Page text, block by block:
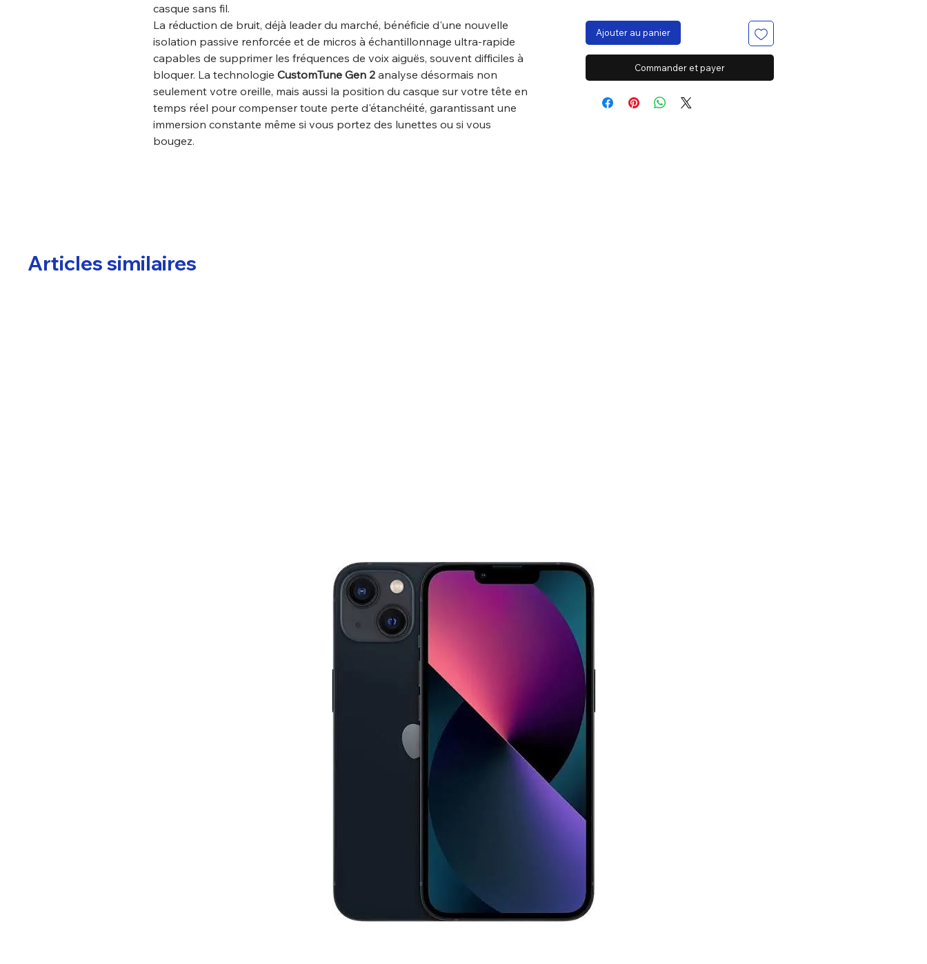
casque sans fil.
La réduction de bruit, déjà leader du marché, bénéficie d'une nouvelle
isolation passive renforcée et de micros à échantillonnage ultra-rapide
capables de supprimer les fréquences de voix aiguës, souvent difficiles à
bloquer. La technologie CustomTune Gen 2 analyse désormais non
seulement votre oreille, mais aussi la position du casque sur votre tête en
temps réel pour compenser toute perte d'étanchéité, garantissant une
immersion constante même si vous portez des lunettes ou si vous
bougez.
Ajouter au panier
Commander et payer
Articles similaires